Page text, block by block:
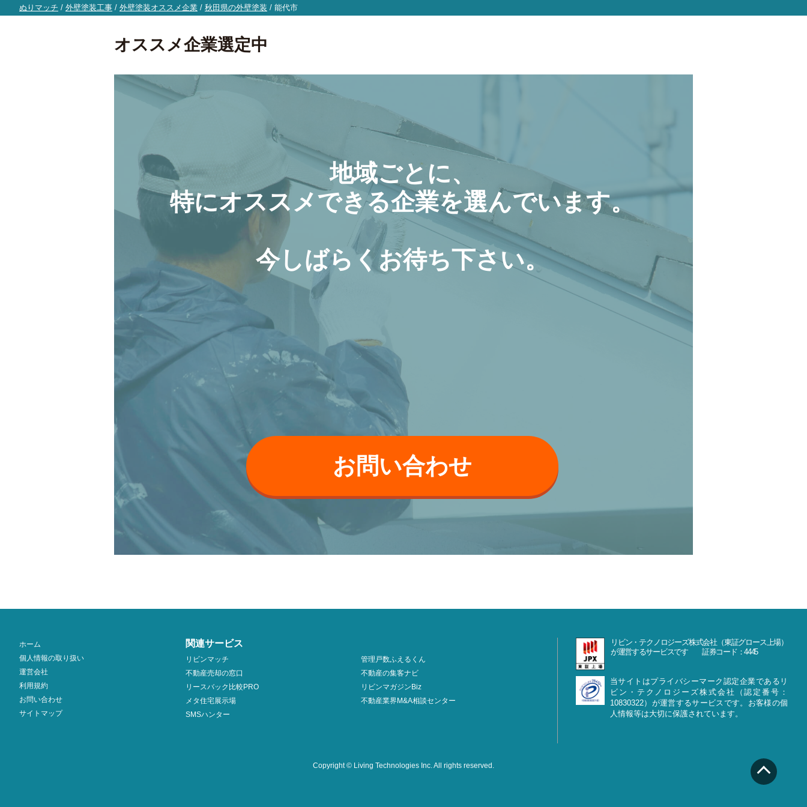
ぬりマッチ / 外壁塗装工事 / 外壁塗装オススメ企業 / 秋田県の外壁塗装 / 能代市
オススメ企業選定中
地域ごとに、
特にオススメできる企業を選んでいます。
今しばらくお待ち下さい。
お問い合わせ
ホーム
個人情報の取り扱い
運営会社
利用規約
お問い合わせ
サイトマップ
関連サービス
リビンマッチ
不動産売却の窓口
リースバック比較PRO
メタ住宅展示場
SMSハンター
管理戸数ふえるくん
不動産の集客ナビ
リビンマガジンBiz
不動産業界M&A相談センター
リビン・テクノロジーズ株式会社（東証グロース上場）
が運営するサービスです 証券コード：4445
当サイトはプライバシーマーク認定企業であるリ
ビン・テクノロジーズ株式会社（認定番号：
10830322）が運営するサービスです。お客様の個
人情報等は大切に保護されています。
Copyright © Living Technologies Inc.All rights reserved.